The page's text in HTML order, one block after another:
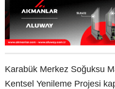
Karabük Merkez Soğuksu
Kentsel Yenileme Projesi